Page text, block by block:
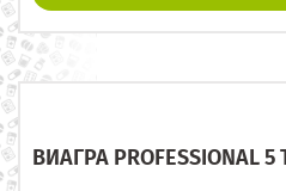
ВИАГРА PROFESSIONAL